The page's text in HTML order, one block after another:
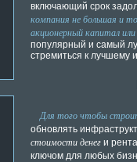
включающий срок
компания не большая и
акционерный капитал или
популярный и самый
стремиться к лучшему
Для того чтобы
обновлять
стоимости денег и
ключом для любых